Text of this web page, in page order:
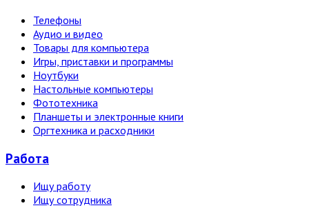
Телефоны
Аудио и видео
Товары для компьютера
Игры, приставки и программы
Ноутбуки
Настольные компьютеры
Фототехника
Планшеты и электронные книги
Оргтехника и расходники
Работа
Ищу работу
Ищу сотрудника